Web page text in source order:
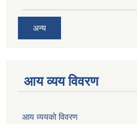
अन्य
आय व्यय विवरण
आय व्ययको विवरण